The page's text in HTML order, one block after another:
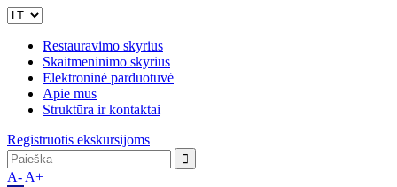
Restauravimo skyrius
Skaitmeninimo skyrius
Elektroninė parduotuvė
Apie mus
Struktūra ir kontaktai
Registruotis ekskursijoms
A- A+